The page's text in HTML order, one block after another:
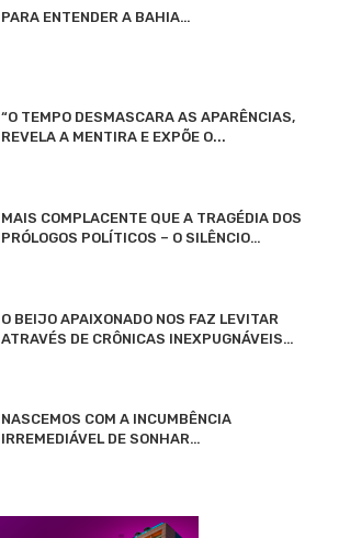
PARA ENTENDER A BAHIA…
“O TEMPO DESMASCARA AS APARÊNCIAS,
REVELA A MENTIRA E EXPÕE O...
MAIS COMPLACENTE QUE A TRAGÉDIA DOS
PRÓLOGOS POLÍTICOS – O SILÊNCIO…
O BEIJO APAIXONADO NOS FAZ LEVITAR
ATRAVÉS DE CRÔNICAS INEXPUGNÁVEIS…
NASCEMOS COM A INCUMBÊNCIA
IRREMEDIÁVEL DE SONHAR…